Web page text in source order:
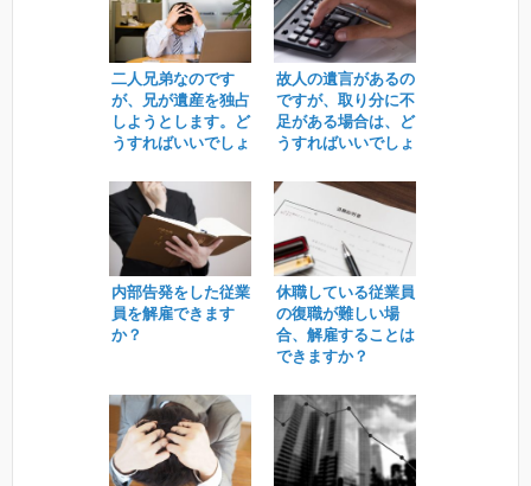
二人兄弟なのです
が、兄が遺産を独占
しようとします。ど
うすればいいでしょ
故人の遺言があるの
ですが、取り分に不
足がある場合は、ど
うすればいいでしょ
内部告発をした従業
員を解雇できます
か？
休職している従業員
の復職が難しい場
合、解雇することは
できますか？